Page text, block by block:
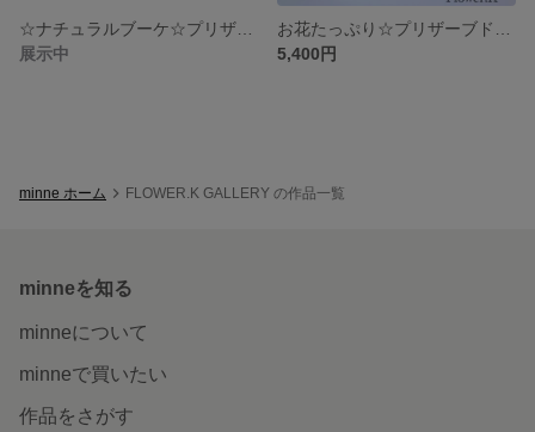
展示中
5,400円
minne ホーム FLOWER.K GALLERY の作品一覧
minneを知る
minneについて
minneで買いたい
作品をさがす